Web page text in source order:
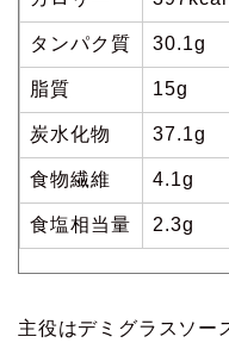
タンパク質 30.1g
脂質 15g
炭水化物 37.1g
食物繊維 4.1g
食塩相当量 2.3g
主役はデミグラスソー